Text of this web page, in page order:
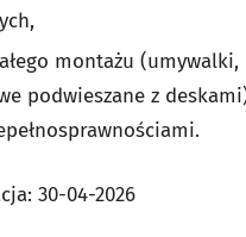
montażu (umywalki,
podwieszane z
30-04-2026